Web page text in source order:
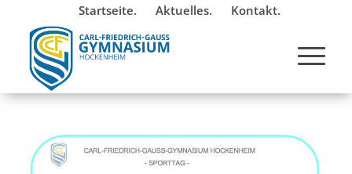
Startseite. Aktuelles. Kontakt.